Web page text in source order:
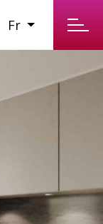
Fr